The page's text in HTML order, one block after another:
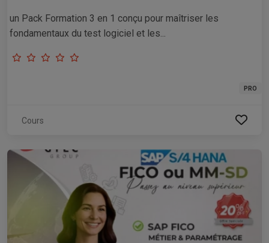
un Pack Formation 3 en 1 conçu pour maîtriser les
fondamentaux du test logiciel et les...
PRO
Cours